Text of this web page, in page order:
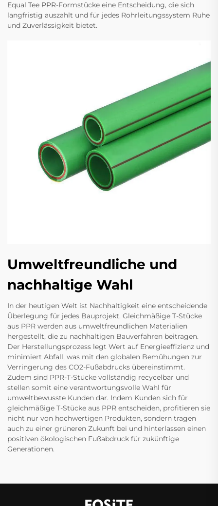
Equal Tee PPR-Formstücke eine Entscheidung, die sich
langfristig auszahlt und für jedes Rohrleitungssystem Ruhe
und Zuverlässigkeit bietet.
Umweltfreundliche und
nachhaltige Wahl
In der heutigen Welt ist Nachhaltigkeit eine entscheidende
Überlegung für jedes Bauprojekt. Gleichmäßige T-Stücke
aus PPR werden aus umweltfreundlichen Materialien
hergestellt, die zu nachhaltigen Bauverfahren beitragen.
Der Herstellungsprozess legt Wert auf Energieeffizienz und
minimiert Abfall, was mit den globalen Bemühungen zur
Verringerung des CO2-Fußabdrucks übereinstimmt.
Zudem sind PPR-T-Stücke vollständig recycelbar und
stellen somit eine verantwortungsvolle Wahl für
umweltbewusste Kunden dar. Indem Kunden sich für
gleichmäßige T-Stücke aus PPR entscheiden, profitieren sie
nicht nur von hochwertigen Produkten, sondern tragen
auch zu einer grüneren Zukunft bei und hinterlassen einen
positiven ökologischen Fußabdruck für zukünftige
Generationen.